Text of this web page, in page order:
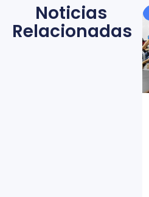
Noticias
Relacionadas